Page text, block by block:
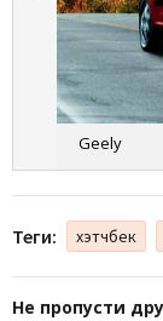
Geely
Теги: хэтчбек
Не пропусти